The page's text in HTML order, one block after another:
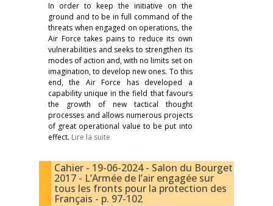
In order to keep the initiative on the
ground and to be in full command of the
threats when engaged on operations, the
Air Force takes pains to reduce its own
vulnerabilities and seeks to strengthen its
modes of action and, with no limits set on
imagination, to develop new ones. To this
end, the Air Force has developed a
capability unique in the field that favours
the growth of new tactical thought
processes and allows numerous projects
of great operational value to be put into
effect. Lire la suite
Cahier - 19-06-2024 - Salon du Bourget
2017 - L’Armée de l’air engagée sur
tous les fronts pour la protection des
Français - p. 97-102